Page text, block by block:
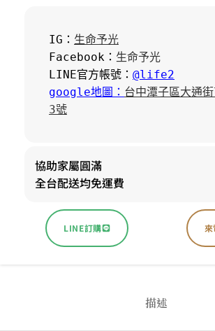
IG： 生命予光
Facebook： 生命予光
LINE官方帳號： @life2
google地圖： 台中潭子區大通
3號
協助家屬圓滿
全台配送均免運費
LINE訂購 來
描述